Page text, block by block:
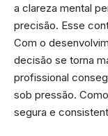
a clareza mental
precisão. Esse
Com o
decisão se torna
profissional
sob pressão.
segura e